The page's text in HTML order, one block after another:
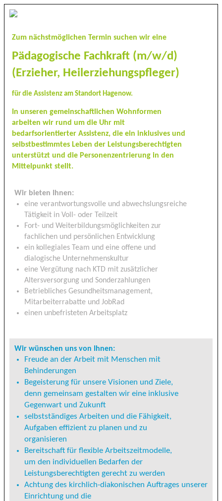
Zum nächstmöglichen Termin suchen wir eine
Pädagogische Fachkraft (m/w/d)
(Erzieher, Heilerziehungspfleger)
für die Assistenz am Standort Hagenow.
In unseren gemeinschaftlichen Wohnformen
arbeiten wir rund um die Uhr mit
bedarfsorientierter Assistenz, die ein inklusives und
selbstbestimmtes Leben der Leistungsberechtigten
unterstützt und die Personenzentrierung in den
Mittelpunkt stellt.
Wir bieten Ihnen:
eine verantwortungsvolle und abwechslungsreiche
Tätigkeit in Voll- oder Teilzeit
Fort- und Weiterbildungsmöglichkeiten zur
fachlichen und persönlichen Entwicklung
ein kollegiales Team und eine offene und
dialogische Unternehmenskultur
eine Vergütung nach KTD mit zusätzlicher
Altersversorgung und Sonderzahlungen
Betriebliches Gesundheitsmanagement,
Mitarbeiterrabatte und JobRad
einen unbefristeten Arbeitsplatz
Wir wünschen uns von Ihnen:
Freude an der Arbeit mit Menschen mit
Behinderungen
Begeisterung für unsere Visionen und Ziele,
denn gemeinsam gestalten wir eine inklusive
Gegenwart und Zukunft
selbstständiges Arbeiten und die Fähigkeit,
Aufgaben effizient zu planen und zu
organisieren
Bereitschaft für flexible Arbeitszeitmodelle,
um den individuellen Bedarfen der
Leistungsberechtigten gerecht zu werden
Achtung des kirchlich-diakonischen Auftrages unserer
Einrichtung und die